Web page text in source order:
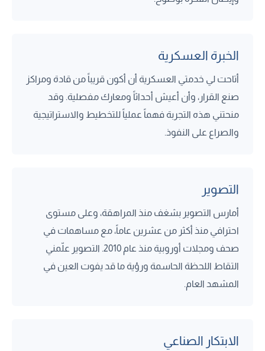
الخبرة العسكرية
أتاحت لي خدمتي العسكرية أن أكون قريباً من قادة ومراكز
صنع القرار، وأن أعيش أحداثاً ومعارك مفصلية. وقد
منحتني هذه التجربة فهماً عملياً للتخطيط والاستراتيجية
والصراع على النفوذ.
التصوير
أمارس التصوير بشغف منذ المراهقة، وعلى مستوى
احترافي منذ أكثر من عشرين عاماً، مع مساهمات في
صحف ومجلات أوروبية منذ عام 2010. التصوير علّمني
التقاط اللحظة الحاسمة ورؤية ما قد يفوت العين في
المشهد العام.
الابتكار الصناعي